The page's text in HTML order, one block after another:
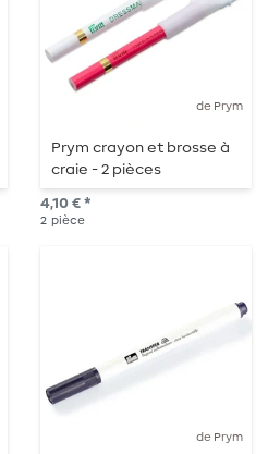
de Prym
Prym crayon et brosse à
craie - 2 pièces
4,10 € *
2 pièce
de Prym